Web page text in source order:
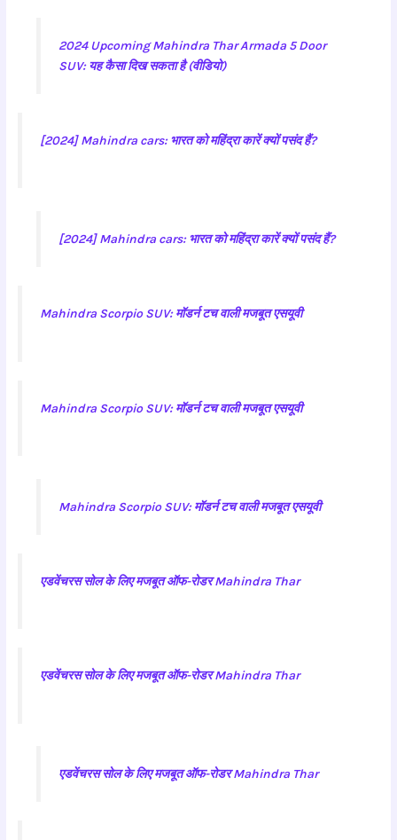
2024 Upcoming Mahindra Thar Armada 5 Door
SUV: यह कैसा दिख सकता है (वीडियो)
[2024] Mahindra cars: भारत को महिंद्रा कारें क्यों पसंद हैं?
[2024] Mahindra cars: भारत को महिंद्रा कारें क्यों पसंद हैं?
Mahindra Scorpio SUV: मॉडर्न टच वाली मजबूत एसयूवी
Mahindra Scorpio SUV: मॉडर्न टच वाली मजबूत एसयूवी
Mahindra Scorpio SUV: मॉडर्न टच वाली मजबूत एसयूवी
एडवेंचरस सोल के लिए मजबूत ऑफ-रोडर Mahindra Thar
एडवेंचरस सोल के लिए मजबूत ऑफ-रोडर Mahindra Thar
एडवेंचरस सोल के लिए मजबूत ऑफ-रोडर Mahindra Thar